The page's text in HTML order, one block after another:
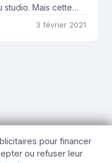
studio. Mais cette
part en France,
3 février 2021
pour financer
ou refuser leur